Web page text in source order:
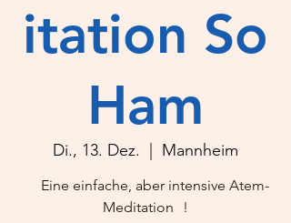
itation So
Ham
Di., 13. Dez. Mannheim
Eine einfache, aber intensive Atem-
Meditation !